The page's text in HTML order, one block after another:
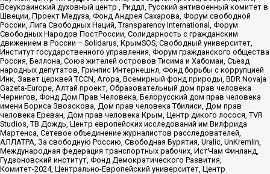
Всеукраинский духовный центр , Риддл, Русский антивоенный комитет в
Швеции, Проект Медуза, Фонд Андрея Сахарова, Форум свободной
России, Лига Свободных Наций, Transparеncy International, Форум
Свободных Народов ПостРоссии, Солидарность с гражданским
движением в России – Solidarus, КрымSOS, Свободный университет,
Институт государственного управления, Форум гражданского общества
Россия, Беллона, Союз жителей островов Тисима и Хабомаи, Съезд
народных депутатов, Гринпис Интернешнл, Фонд борьбы с коррупцией
Инк, Завет церквей TCCN, Агора, Всемирный фонд природы, BDR Novaja
Gazeta-Europe, Алтай проект, Образовательный дом прав человека
Чернигов, Фонд Дом Прав Человека, Белорусский дом прав человека
имени Бориса Звозскова, Дом прав человека Тбилиси, Дом прав
человека Ереван, Дом прав человека Крым, Центр дикого лосося, TVR
Studios, ТВ Дождь, Центр европейских исследований им Вилфрида
Мартенса, Сетевое объединение журналистов расследователей,
АЛЛАТРА, За свободную Россию, Свободная Бурятия, Uralic, UnKremlin,
Международная федерация транспортных рабочих, ИстЧам Финланд,
Гудзоновский институт, Фонд Демократического Развития,
Комитет-2024, Центрально-Европейский университет, Центр